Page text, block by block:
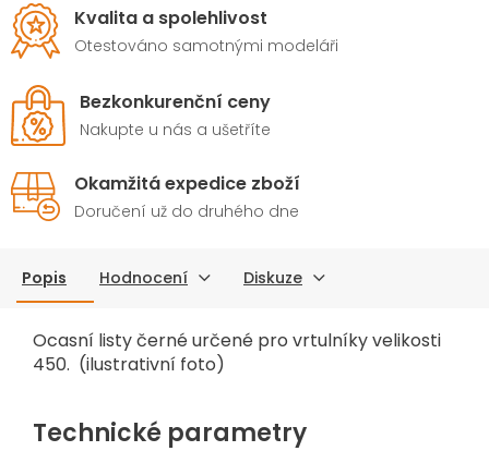
Kvalita a spolehlivost
Otestováno samotnými modeláři
Bezkonkurenční ceny
Nakupte u nás a ušetříte
Okamžitá expedice zboží
Doručení už do druhého dne
Popis Hodnocení Diskuze
Ocasní listy černé určené pro vrtulníky velikosti
450. (ilustrativní foto)
Technické parametry